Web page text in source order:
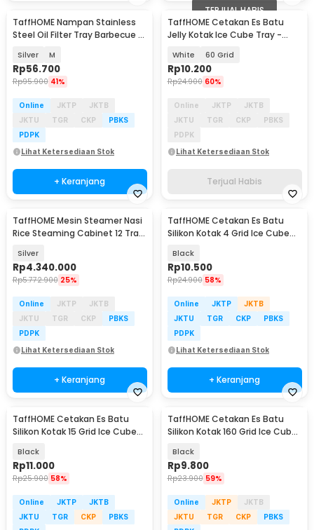
TaffHOME Nampan Stainless
Steel Oil Filter Tray Barbecue -
Silver M
Rp56.700
Rp95.900 41%
Online JKTP
JKTB
JKTU
TGR CKP
PBKS
PDPK
Lihat Ketersediaan Stok
+ Keranjang
TERJUAL HABIS
TaffHOME Cetakan Es Batu
Jelly Kotak Ice Cube Tray -
White 60 Grid
Rp10.200
Rp24.900 60%
Online JKTP
JKTB
JKTU
TGR CKP
PBKS
PDPK
Lihat Ketersediaan Stok
Terjual Habis
TaffHOME Mesin Steamer Nasi
Rice Steaming Cabinet 12 Tray
Silver
Rp4.340.000
Rp5.772.900 25%
Online JKTP
JKTB
JKTU
TGR CKP
PBKS
PDPK
Lihat Ketersediaan Stok
+ Keranjang
TaffHOME Cetakan Es Batu
Silikon Kotak 4 Grid Ice Cube
Black
Rp10.500
Rp24.900 58%
Online JKTP
JKTB
JKTU
TGR CKP
PBKS
PDPK
Lihat Ketersediaan Stok
+ Keranjang
TaffHOME Cetakan Es Batu
Silikon Kotak 15 Grid Ice Cube
Black
Rp11.000
Rp25.900 58%
Online JKTP
JKTB
JKTU
TGR CKP
PBKS
TaffHOME Cetakan Es Batu
Silikon Kotak 160 Grid Ice Cube
Black
Rp9.800
Rp23.900 59%
Online JKTP
JKTB
JKTU
TGR CKP
PBKS